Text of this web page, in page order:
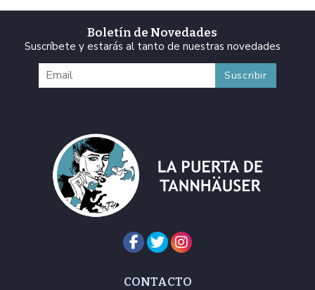
Boletín de Novedades
Suscríbete y estarás al tanto de nuestras novedades
CONTACTO